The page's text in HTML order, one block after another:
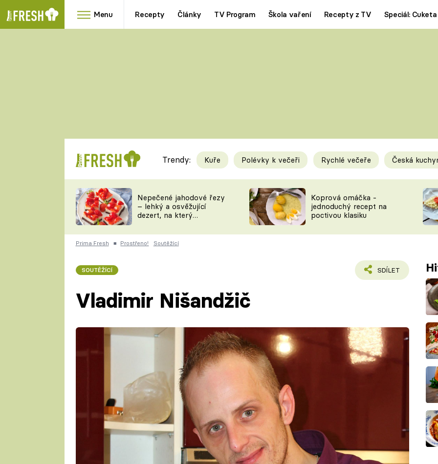
Menu Recepty Články TV Program Škola vaření Recepty z TV Speciál: Cuketa
RYCHLOVKY
Videorecepty
TEĎ VAŘÍ ŠÉF!
ČESKO NA TALÍŘI
Tipy a triky
KAM ZA JÍDLEM
VYCHYTÁVKY
ČASOPIS
Trendy: Kuře Polévky k večeři Rychlé večeře Česká
Nepečené jahodové řezy
– lehký a osvěžující
dezert, na který
Koprová omáčka -
jednoduchý recept na
poctivou klasiku
Prima Fresh ■ Prostřeno! Soutěžící
SOUTĚŽÍCÍ SDÍLET
Vladimir Nišandžič